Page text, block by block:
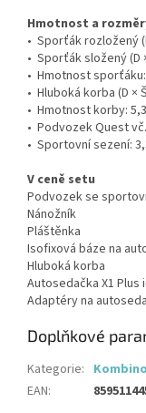
Hmotnost a
• Sporťák rozložený
• Sporťák složený (D
• Hmotnost
• Hluboká korba (D ×
• Hmotnost korby:
• Podvozek Quest
• Sportovní sezení:
V ceně setu
Podvozek se
Nánožník
Pláštěnka
Isofixová báze na
Hluboká korba
Autosedačka X1 Plus
Adaptéry na
Doplňkové
Kategorie:
EAN: